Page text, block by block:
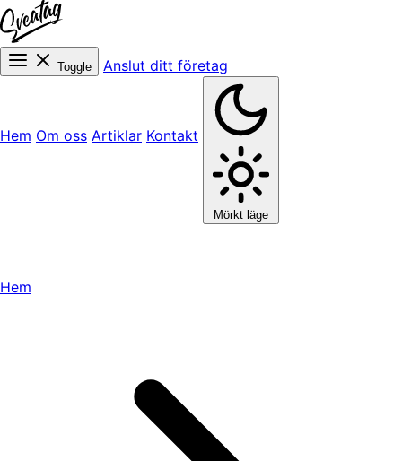
Toggle Anslut ditt företag
Hem Om oss Artiklar Kontakt
Mörkt läge
Hem